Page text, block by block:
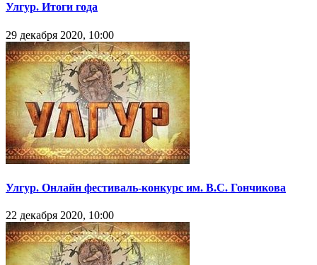
Улгур. Итоги года
29 декабря 2020, 10:00
Улгур. Онлайн фестиваль-конкурс им. В.С. Гончикова
22 декабря 2020, 10:00